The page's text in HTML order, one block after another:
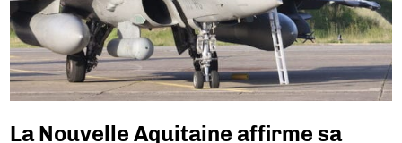
La Nouvelle Aquitaine affirme sa